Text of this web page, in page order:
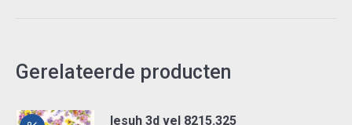
Gerelateerde producten
lesuh 3d vel 8215.325